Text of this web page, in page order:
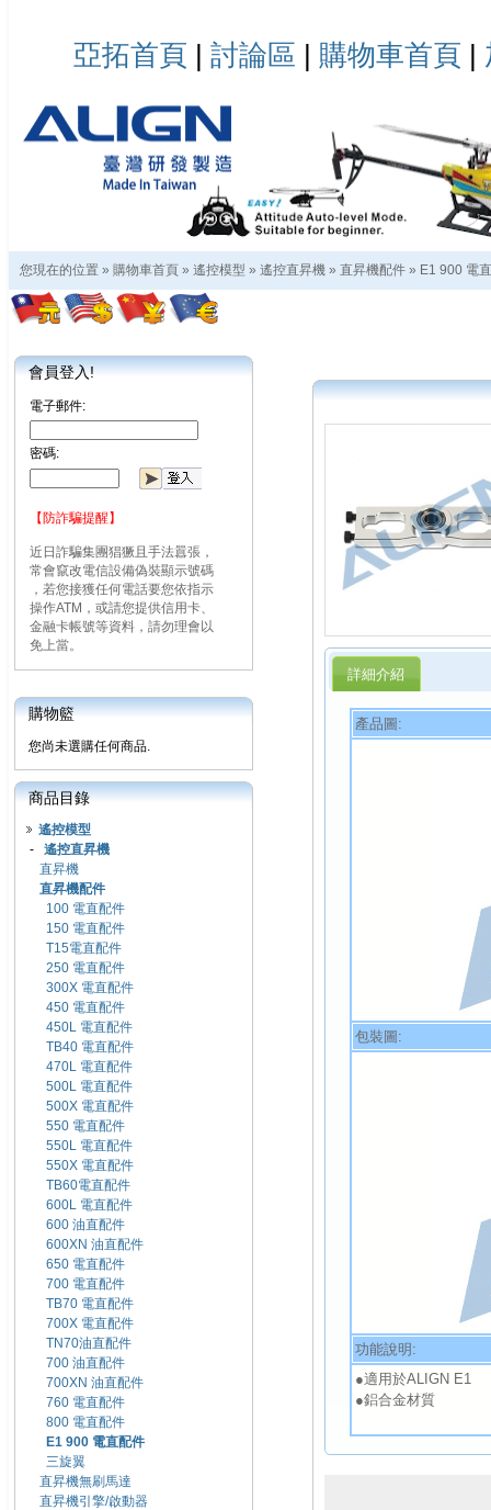
亞拓首頁 | 討論區 | 購物車首頁 |
您現在的位置 » 購物車首頁 » 遙控模型 » 遙控直昇機 » 直昇機配件 » E1 900 電
會員登入!
電子郵件:
密碼:
【防詐騙提醒】
近日詐騙集團猖獗且手法囂張，
常會竄改電信設備偽裝顯示號碼
，若您接獲任何電話要您依指示
操作ATM，或請您提供信用卡、
金融卡帳號等資料，請勿理會以
免上當。
購物籃
您尚未選購任何商品.
商品目錄
遙控模型
- 遙控直昇機
直昇機
直昇機配件
100 電直配件
150 電直配件
T15電直配件
250 電直配件
300X 電直配件
450 電直配件
450L 電直配件
TB40 電直配件
470L 電直配件
500L 電直配件
500X 電直配件
550 電直配件
550L 電直配件
550X 電直配件
TB60電直配件
600L 電直配件
600 油直配件
600XN 油直配件
650 電直配件
700 電直配件
TB70 電直配件
700X 電直配件
TN70油直配件
700 油直配件
700XN 油直配件
760 電直配件
800 電直配件
E1 900 電直配件
三旋翼
直昇機無刷馬達
直昇機引擎/啟動器
詳細介紹
產品圖:
包裝圖:
功能說明:
●適用於ALIGN E1
●鋁合金材質